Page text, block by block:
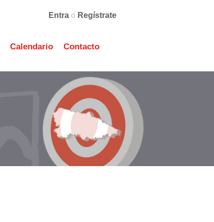
Entra o Regístrate
Calendario Contacto